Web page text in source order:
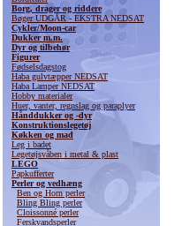
Borg, drager og riddere
Bøger UDGÅR - EKSTRA NEDSAT
Cykler/Moon-car
Dukker m.m.
Dyr og tilbehør
Figurer
Fødselsdagstog
Haba gulvtæpper NEDSAT
Haba Lamper NEDSAT
Hobby materialer
Huer, vanter, regnslag og paraplyer
Hånddukker og -dyr
Konstruktionslegetøj
Køkken og mad
Leg i badet
Legetøjsvåben i metal & plast
LEGO
Papkufferter
Perler og vedhæng
Ben og Horn perler
Bling Bling perler
Cloissonné perler
Ferskvandsperler